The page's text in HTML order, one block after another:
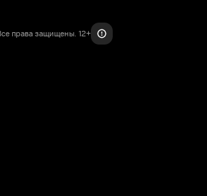
права защищены. 12+